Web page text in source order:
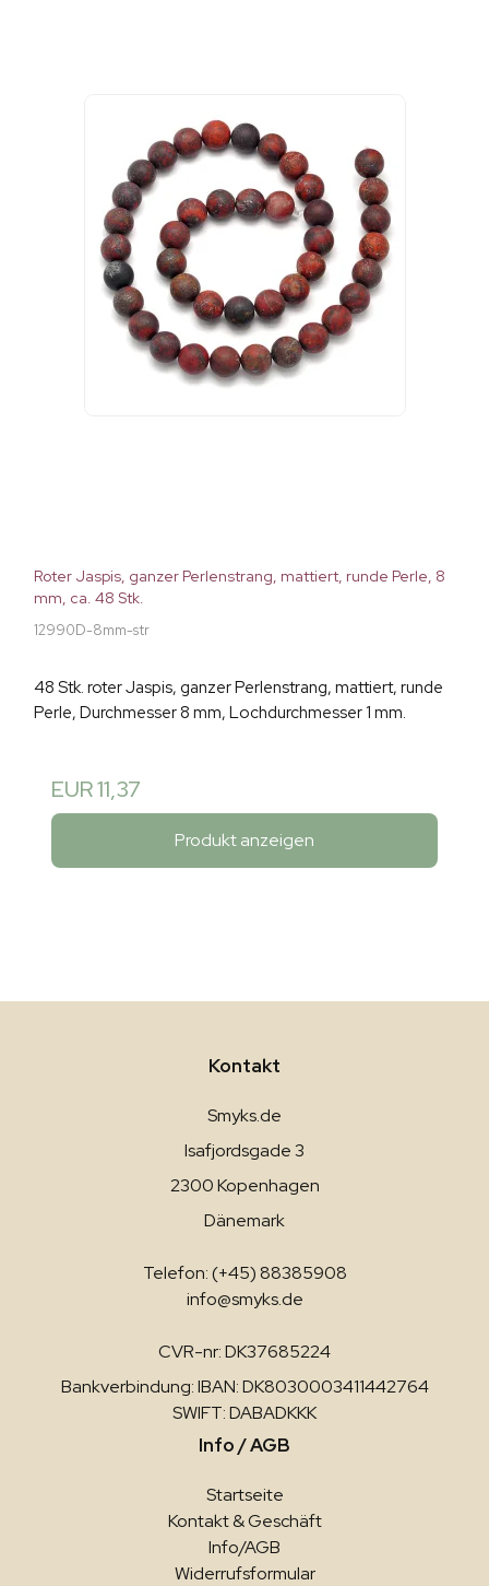
Roter Jaspis, ganzer Perlenstrang, mattiert, runde Perle, 8
mm, ca. 48 Stk.
12990D-8mm-str
48 Stk. roter Jaspis, ganzer Perlenstrang, mattiert, runde
Perle, Durchmesser 8 mm, Lochdurchmesser 1 mm.
EUR 11,37
Produkt anzeigen
Kontakt
Smyks.de
Isafjordsgade 3
2300 Kopenhagen
Dänemark
Telefon: (+45) 88385908
info@smyks.de
CVR-nr: DK37685224
Bankverbindung: IBAN: DK8030003411442764
SWIFT: DABADKKK
Info / AGB
Startseite
Kontakt & Geschäft
Info/AGB
Widerrufsformular